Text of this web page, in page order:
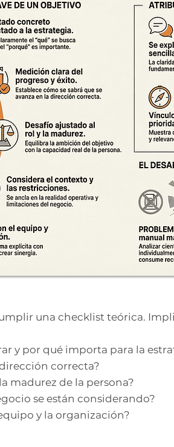
una checklist teórica.
y por qué importa para la
correcta?
madurez de la persona?
se están considerando?
y la organización?